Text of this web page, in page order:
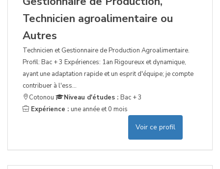
Technicien agroalimentaire ou
Autres
Technicien et Gestionnaire de Production Agroalimentaire.
Profil: Bac + 3 Expériences: 1an Rigoureux et dynamique,
ayant une adaptation rapide et un esprit d'équipe; je compte
contribuer à l'ess...
Cotonou
Niveau d'études : Bac + 3
Expérience : une année et 0 mois
Voir ce profil